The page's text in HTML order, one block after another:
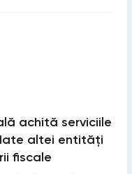
achită serviciile
altei entități
fiscale